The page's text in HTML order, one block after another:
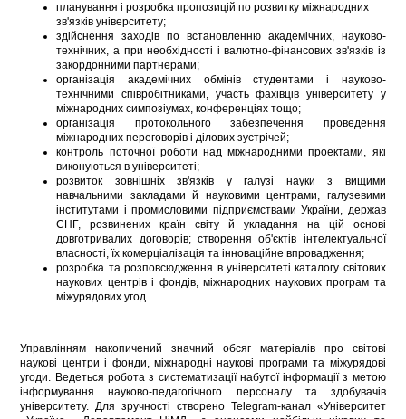
планування і розробка пропозицій по розвитку міжнародних
зв'язків університету;
здійснення заходів по встановленню академічних, науково-
технічних, а при необхідності і валютно-фінансових зв'язків із
закордонними партнерами;
організація академічних обмінів студентами і науково-
технічними співробітниками, участь фахівців університету у
міжнародних симпозіумах, конференціях тощо;
організація протокольного забезпечення проведення
міжнародних переговорів і ділових зустрічей;
контроль поточної роботи над міжнародними проектами, які
виконуються в університеті;
розвиток зовнішніх зв'язків у галузі науки з вищими
навчальними закладами й науковими центрами, галузевими
інститутами і промисловими підприємствами України, держав
СНГ, розвинених країн світу й укладання на цій основі
довготривалих договорів; створення об'єктів інтелектуальної
власності, їх комерціалізація та інноваційне впровадження;
розробка та розповсюдження в університеті каталогу світових
наукових центрів і фондів, міжнародних наукових програм та
міжурядових угод.
Управлінням накопичений значний обсяг матеріалів про світові
наукові центри і фонди, міжнародні наукові програми та міжурядові
угоди. Ведеться робота з систематизації набутої інформації з метою
інформування науково-педагогічного персоналу та здобувачів
університету. Для зручності створено Telegram-канал «Університет